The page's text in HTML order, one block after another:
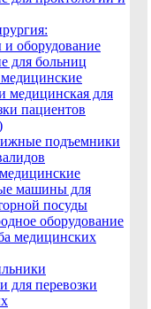
оборудование
для больниц
медицинская для
пациентов
подъемники
машины для
посуды
оборудование
медицинских
для перевозки